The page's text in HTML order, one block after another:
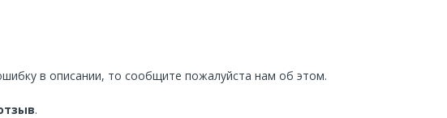
в описании, то сообщите пожалуйста нам об этом.
.